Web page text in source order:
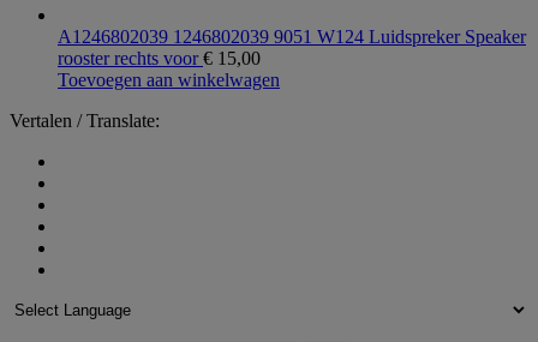
A1246802039 1246802039 9051 W124 Luidspreker Speaker
rooster rechts voor€ 15,00
Toevoegen aan winkelwagen
Vertalen / Translate: